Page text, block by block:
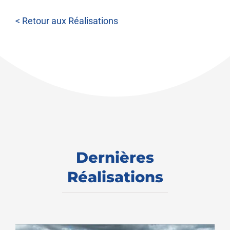
< Retour aux Réalisations
Dernières
Réalisations